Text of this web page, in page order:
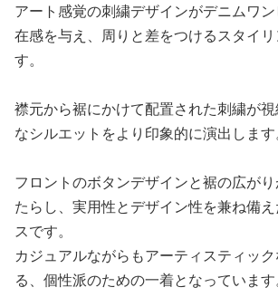
アート感覚の刺繍デザインがデニムワ
在感を与え、周りと差をつけるスタイ
す。
襟元から裾にかけて配置された刺繍が
なシルエットをより印象的に演出します
フロントのボタンデザインと裾の広が
たらし、実用性とデザイン性を兼ね備
スです。
カジュアルながらもアーティスティッ
る、個性派のための一着となっています